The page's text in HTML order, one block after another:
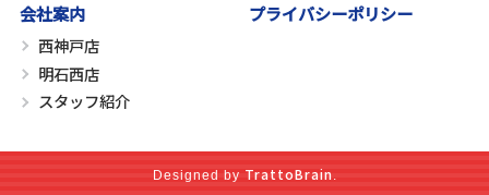
会社案内
西神戸店
明石西店
スタッフ紹介
プライバシーポリシー
Designed by TrattoBrain